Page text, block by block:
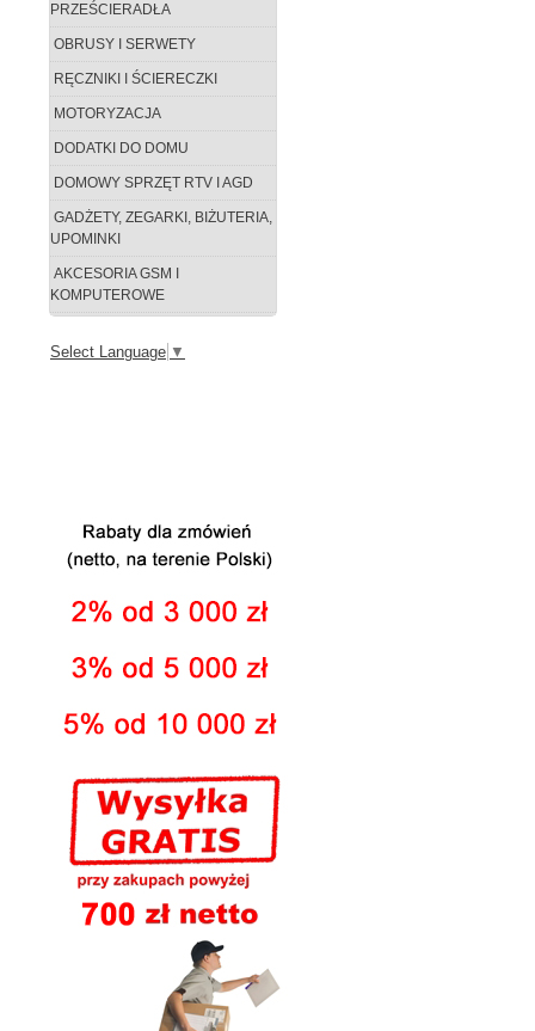
PRZEŚCIERADŁA
OBRUSY I SERWETY
RĘCZNIKI I ŚCIERECZKI
MOTORYZACJA
DODATKI DO DOMU
DOMOWY SPRZĘT RTV I AGD
GADŻETY, ZEGARKI, BIŻUTERIA,
UPOMINKI
AKCESORIA GSM I
KOMPUTEROWE
Select Language ▼